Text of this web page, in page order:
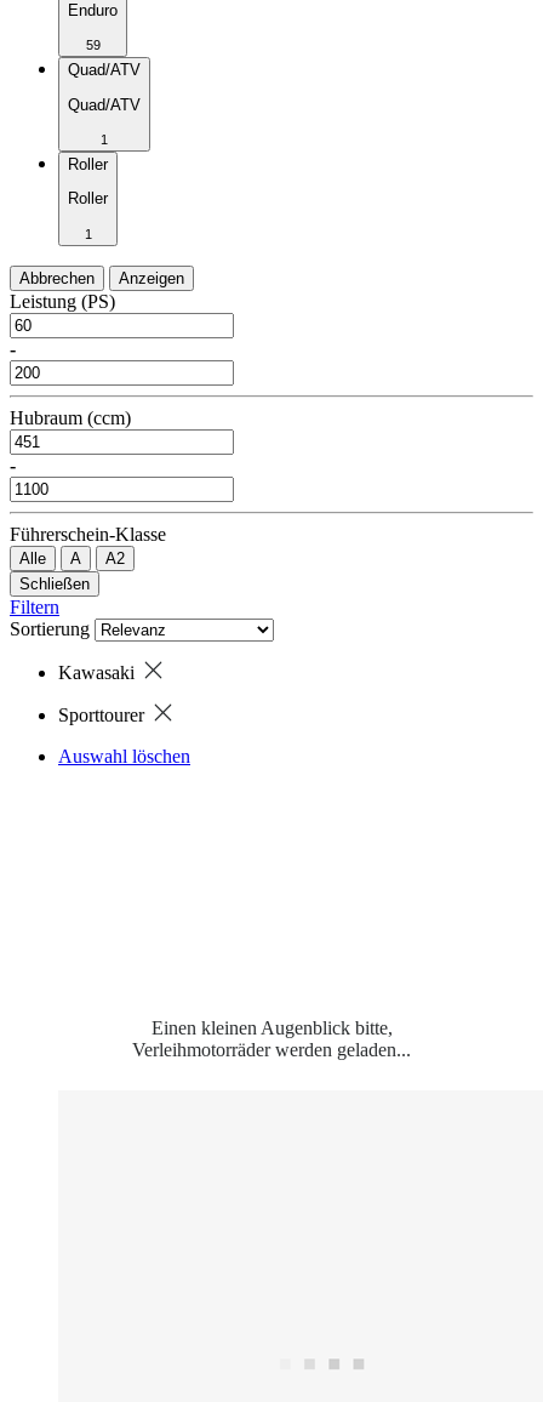
Enduro
59
Quad/ATV
Quad/ATV
1
Roller
Roller
1
Abbrechen Anzeigen
Leistung (PS)
-
Hubraum (ccm)
-
Führerschein-Klasse
Alle A
A2
Schließen
Filtern
Sortierung
Kawasaki
Sporttourer
Auswahl löschen
Einen kleinen Augenblick bitte,
Verleihmotorräder werden geladen...